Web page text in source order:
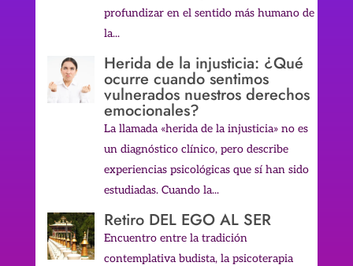
profundizar en el sentido más humano de
la...
Herida de la injusticia: ¿Qué
ocurre cuando sentimos
vulnerados nuestros derechos
emocionales?
La llamada «herida de la injusticia» no es
un diagnóstico clínico, pero describe
experiencias psicológicas que sí han sido
estudiadas. Cuando la...
Retiro DEL EGO AL SER
Encuentro entre la tradición
contemplativa budista, la psicoterapia